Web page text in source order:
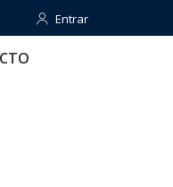
Entrar
Entrar